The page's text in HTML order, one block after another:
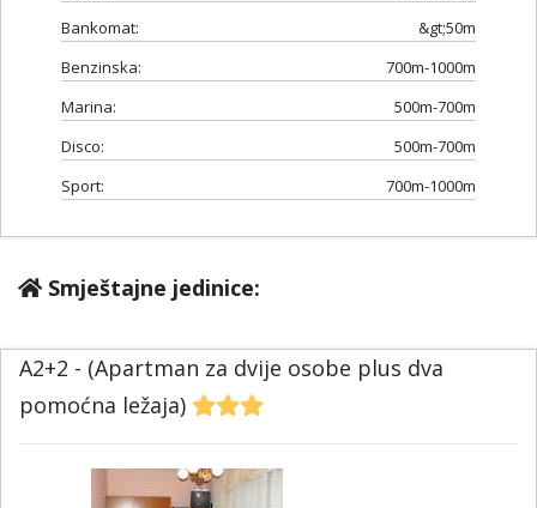
Bankomat:
&gt;50m
Benzinska:
700m-1000m
Marina:
500m-700m
Disco:
500m-700m
Sport:
700m-1000m
Smještajne jedinice:
A2+2 - (Apartman za dvije osobe plus dva
pomoćna ležaja)